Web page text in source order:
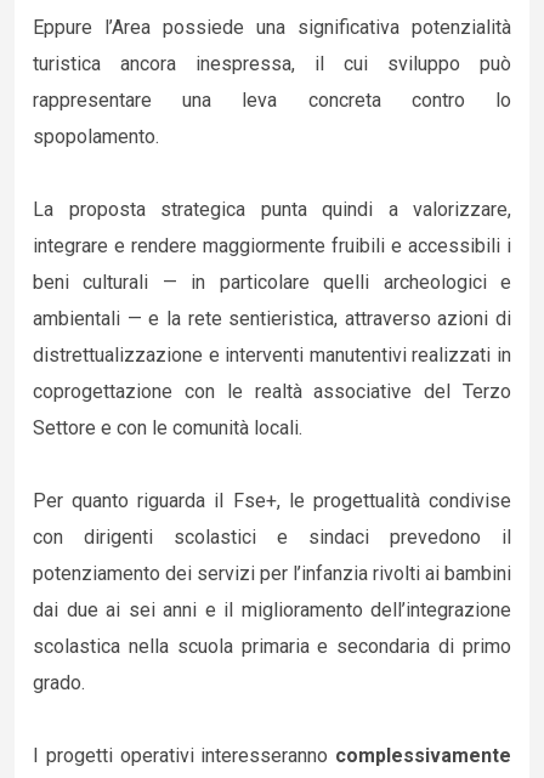
Eppure l’Area possiede una significativa potenzialità
turistica ancora inespressa, il cui sviluppo può
rappresentare una leva concreta contro lo
spopolamento.
La proposta strategica punta quindi a valorizzare,
integrare e rendere maggiormente fruibili e accessibili i
beni culturali — in particolare quelli archeologici e
ambientali — e la rete sentieristica, attraverso azioni di
distrettualizzazione e interventi manutentivi realizzati in
coprogettazione con le realtà associative del Terzo
Settore e con le comunità locali.
Per quanto riguarda il Fse+, le progettualità condivise
con dirigenti scolastici e sindaci prevedono il
potenziamento dei servizi per l’infanzia rivolti ai bambini
dai due ai sei anni e il miglioramento dell’integrazione
scolastica nella scuola primaria e secondaria di primo
grado.
I progetti operativi interesseranno complessivamente